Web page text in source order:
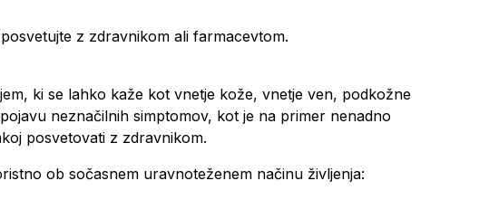
z zdravnikom ali farmacevtom.
ki se lahko kaže kot vnetje kože, vnetje ven, podkožne
neznačilnih simptomov, kot je na primer nenadno
posvetovati z zdravnikom.
ob sočasnem uravnoteženem načinu življenja: